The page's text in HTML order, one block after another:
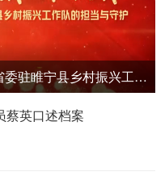
扎根记：从“驻村”到“助村”——省委驻睢宁县乡村振兴工作队的担当与守护
英口述档案